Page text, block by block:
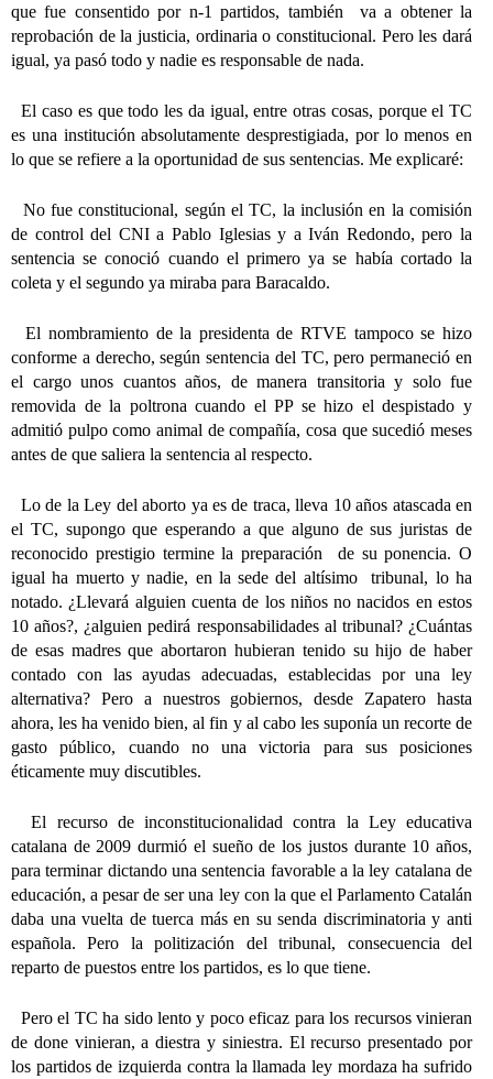
que fue consentido por n-1 partidos, también
va a obtener la
reprobación de la justicia, ordinaria o constitucional. Pero les dará
igual, ya pasó todo y nadie es responsable de nada.
El caso es que todo les da igual, entre otras cosas, porque el TC
es una institución absolutamente desprestigiada, por lo menos en
lo que se refiere a la oportunidad de sus sentencias. Me explicaré:
No fue constitucional, según el TC, la inclusión en la comisión
de control del CNI a Pablo Iglesias y a Iván Redondo, pero la
sentencia se conoció cuando el primero ya se había cortado la
coleta y el segundo ya miraba para Baracaldo.
El nombramiento de la presidenta de RTVE tampoco se hizo
conforme a derecho, según sentencia del TC, pero permaneció en
el cargo unos cuantos años, de manera transitoria y solo fue
removida de la poltrona cuando el PP se hizo el despistado y
admitió pulpo como animal de compañía, cosa que sucedió meses
antes de que saliera la sentencia al respecto.
Lo de la Ley del aborto ya es de traca, lleva 10 años atascada en
el TC, supongo que esperando a que alguno de sus juristas de
reconocido prestigio termine la preparación
de su ponencia. O
igual ha muerto y nadie, en la sede del altísimo
tribunal, lo ha
notado. ¿Llevará alguien cuenta de los niños no nacidos en estos
10 años?, ¿alguien pedirá responsabilidades al tribunal? ¿Cuántas
de esas madres que abortaron hubieran tenido su hijo de haber
contado con las ayudas adecuadas, establecidas por una ley
alternativa? Pero a nuestros gobiernos, desde Zapatero hasta
ahora, les ha venido bien, al fin y al cabo les suponía un recorte de
gasto público, cuando no una victoria para sus posiciones
éticamente muy discutibles.
El recurso de inconstitucionalidad contra la Ley educativa
catalana de 2009 durmió el sueño de los justos durante 10 años,
para terminar dictando una sentencia favorable a la ley catalana de
educación, a pesar de ser una ley con la que el Parlamento Catalán
daba una vuelta de tuerca más en su senda discriminatoria y anti
española. Pero la politización del tribunal, consecuencia del
reparto de puestos entre los partidos, es lo que tiene.
Pero el TC ha sido lento y poco eficaz para los recursos vinieran
de done vinieran, a diestra y siniestra. El recurso presentado por
los partidos de izquierda contra la llamada ley mordaza ha sufrido